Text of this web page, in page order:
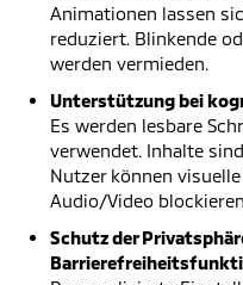
Animationen lassen
reduziert. Blinkende
werden vermieden.
Unterstützung bei
Es werden lesbare
verwendet. Inhalte
Nutzer können
Audio/Video
Schutz der